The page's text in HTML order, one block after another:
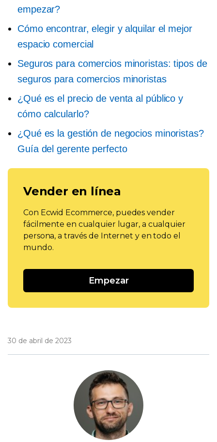
empezar?
Cómo encontrar, elegir y alquilar el mejor
espacio comercial
Seguros para comercios minoristas: tipos de
seguros para comercios minoristas
¿Qué es el precio de venta al público y
cómo calcularlo?
¿Qué es la gestión de negocios minoristas?
Guía del gerente perfecto
Vender en línea
Con Ecwid Ecommerce, puedes vender
fácilmente en cualquier lugar, a cualquier
persona, a través de Internet y en todo el
mundo.
Empezar
30 de abril de 2023